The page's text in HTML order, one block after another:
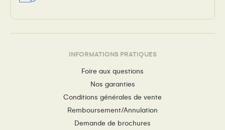
INFORMATIONS PRATIQUES
Foire aux questions
Nos garanties
Conditions générales de vente
Remboursement/Annulation
Demande de brochures